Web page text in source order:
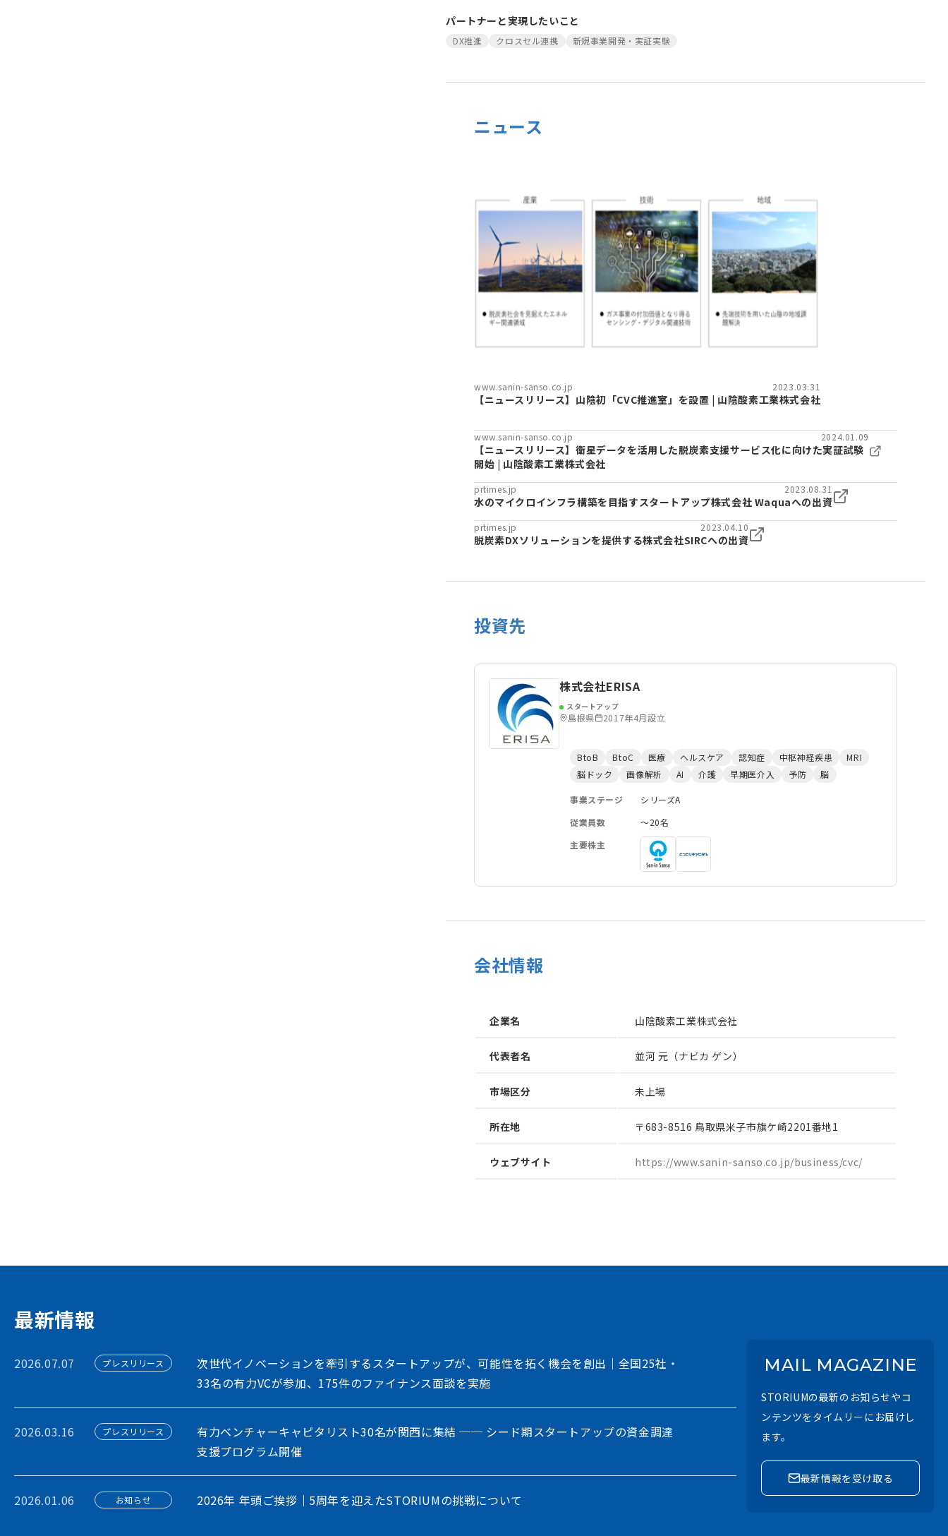
パートナーと実現したいこと
DX推進 クロスセル連携 新規事業開発・実証実験
ニュース
www.sanin-sanso.co.jp 2023.03.31
【ニュースリリース】山陰初「CVC推進室」を設置 | 山陰酸素工業株式会社
www.sanin-sanso.co.jp 2024.01.09
【ニュースリリース】衛星データを活用した脱炭素支援サービス化に向けた実証試験
開始 | 山陰酸素工業株式会社
prtimes.jp 2023.08.31
水のマイクロインフラ構築を目指すスタートアップ株式会社 Waquaへの出資
prtimes.jp 2023.04.10
脱炭素DXソリューションを提供する株式会社SIRCへの出資
投資先
株式会社ERISA
スタートアップ
島根県 2017年4月設立
BtoB BtoC 医療 ヘルスケア 認知症 中枢神経疾患
MRI
脳ドック
画像解析 AI 介護 早期医介入 予防 脳
事業ステージ
シリーズA
従業員数
〜20名
主要株主
会社情報
企業名 山陰酸素工業株式会社
代表者名 並河 元（ナビカ ゲン）
市場区分 未上場
所在地 〒683-8516 鳥取県米子市旗ケ崎2201番地1
ウェブサイト https://www.sanin-sanso.co.jp/business/cvc/
最新情報
2026.07.07 プレスリリース
次世代イノベーションを牽引するスタートアップが、可能性を拓く機会を創出｜全国25社・
33名の有力VCが参加、175件のファイナンス面談を実施
2026.03.16 プレスリリース
有力ベンチャーキャピタリスト30名が関西に集結 ── シード期スタートアップの資金調達
支援プログラム開催
2026.01.06 お知らせ 2026年 年頭ご挨拶｜5周年を迎えたSTORIUMの挑戦について
MAIL MAGAZINE
STORIUMの最新のお知らせやコ
ンテンツをタイムリーにお届けし
ます。
最新情報を受け取る